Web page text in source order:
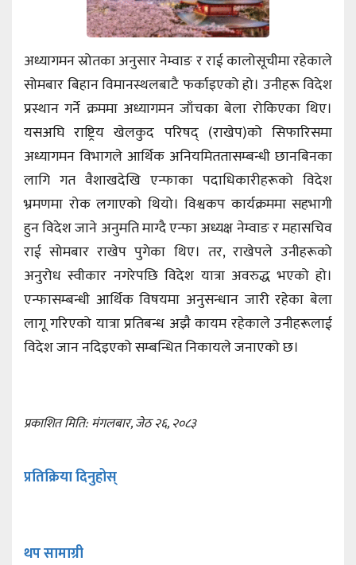
अध्यागमन स्रोतका अनुसार नेम्वाङ र राई कालोसूचीमा रहेकाले
सोमबार बिहान विमानस्थलबाटै फर्काइएको हो। उनीहरू विदेश
प्रस्थान गर्ने क्रममा अध्यागमन जाँचका बेला रोकिएका थिए।
यसअघि राष्ट्रिय खेलकुद परिषद् (राखेप)को सिफारिसमा
अध्यागमन विभागले आर्थिक अनियमिततासम्बन्धी छानबिनका
लागि गत वैशाखदेखि एन्फाका पदाधिकारीहरूको विदेश
भ्रमणमा रोक लगाएको थियो। विश्वकप कार्यक्रममा सहभागी
हुन विदेश जाने अनुमति माग्दै एन्फा अध्यक्ष नेम्वाङ र महासचिव
राई सोमबार राखेप पुगेका थिए। तर, राखेपले उनीहरूको
अनुरोध स्वीकार नगरेपछि विदेश यात्रा अवरुद्ध भएको हो।
एन्फासम्बन्धी आर्थिक विषयमा अनुसन्धान जारी रहेका बेला
लागू गरिएको यात्रा प्रतिबन्ध अझै कायम रहेकाले उनीहरूलाई
विदेश जान नदिइएको सम्बन्धित निकायले जनाएको छ।
प्रकाशित मिति: मंगलबार, जेठ २६, २०८३
प्रतिक्रिया दिनुहोस्
थप सामाग्री